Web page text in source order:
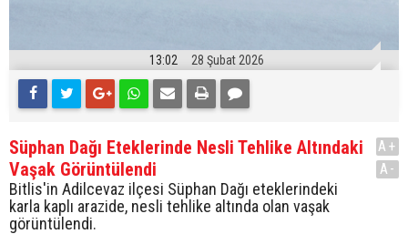
13:02 28 Şubat 2026
Süphan Dağı Eteklerinde Nesli Tehlike Altındaki
Vaşak Görüntülendi
Bitlis'in Adilcevaz ilçesi Süphan Dağı eteklerindeki
karla kaplı arazide, nesli tehlike altında olan vaşak
görüntülendi.
A+
A-